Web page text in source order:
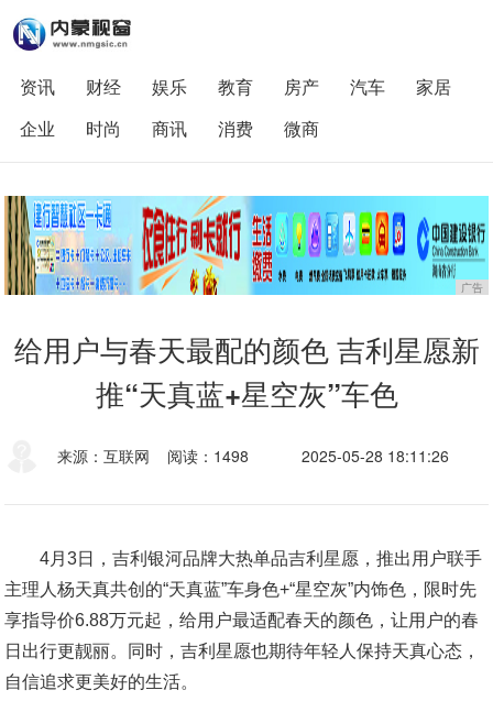
资讯 财经 娱乐 教育 房产 汽车
家居
企业
时尚 商讯 消费 微商
广告
给用户与春天最配的颜色 吉利星愿新
推“天真蓝+星空灰”车色
来源：互联网 阅读：1498 2025-05-28 18:11:26
4月3日，吉利银河品牌大热单品吉利星愿，推出用户联手
主理人杨天真共创的“天真蓝”车身色+“星空灰”内饰色，限时先
享指导价6.88万元起，给用户最适配春天的颜色，让用户的春
日出行更靓丽。同时，吉利星愿也期待年轻人保持天真心态，
自信追求更美好的生活。